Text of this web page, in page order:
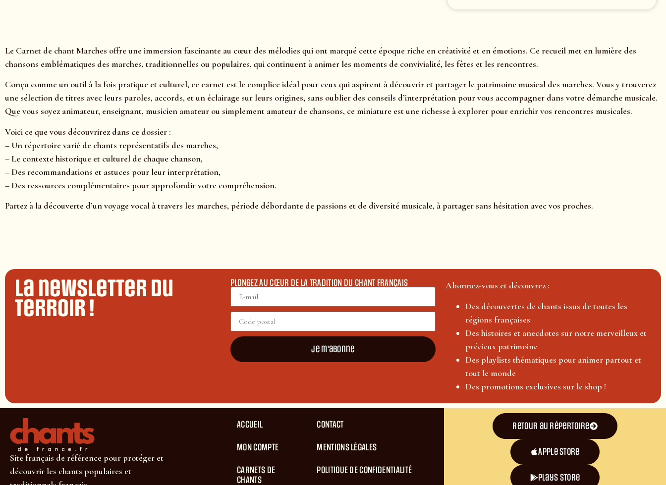
Le Carnet de chant Marches offre une immersion fascinante au cœur des mélodies qui ont marqué cette époque riche en créativité et en émotions. Ce recueil met en lumière des
chansons emblématiques des marches, traditionnelles ou populaires, qui continuent à animer les moments de convivialité, les fêtes et les rencontres.
Conçu comme un outil à la fois pratique et culturel, ce carnet est le complice idéal pour ceux qui aspirent à découvrir et partager le patrimoine musical des marches. Vous y trouverez
une sélection de titres avec leurs paroles, accords, et un éclairage sur leurs origines, sans oublier des conseils d’interprétation pour vous accompagner dans votre démarche musicale.
Que vous soyez animateur, enseignant, musicien amateur ou simplement amateur de chansons, ce miniature est une richesse à explorer pour enrichir vos rencontres musicales.
Voici ce que vous découvrirez dans ce dossier :
– Un répertoire varié de chants représentatifs des marches,
– Le contexte historique et culturel de chaque chanson,
– Des recommandations et astuces pour leur interprétation,
– Des ressources complémentaires pour approfondir votre compréhension.
Partez à la découverte d’un voyage vocal à travers les marches, période débordante de passions et de diversité musicale, à partager sans hésitation avec vos proches.
La newsletter du
terroir !
PLONGEZ AU CŒUR DE LA TRADITION DU CHANT FRANÇAIS
Je m'abonne
Abonnez-vous et découvrez :
Des découvertes de chants issus de toutes les
régions françaises
Des histoires et anecdotes sur notre merveilleux et
précieux patrimoine
Des playlists thématiques pour animer partout et
tout le monde
Des promotions exclusives sur le shop !
Site français de référence pour protéger et
découvrir les chants populaires et
ACCUEIL
MON COMPTE
CARNETS DE
CHANTS
CONTACT
MENTIONS LÉGALES
POLITIQUE DE CONFIDENTIALITÉ
Retour au répertoire
Apple Store
plays store